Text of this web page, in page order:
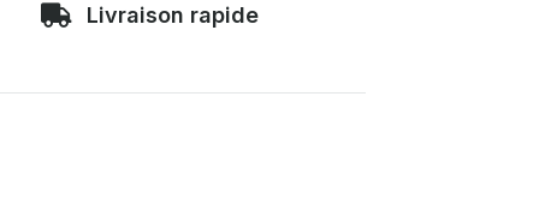
Livraison rapide